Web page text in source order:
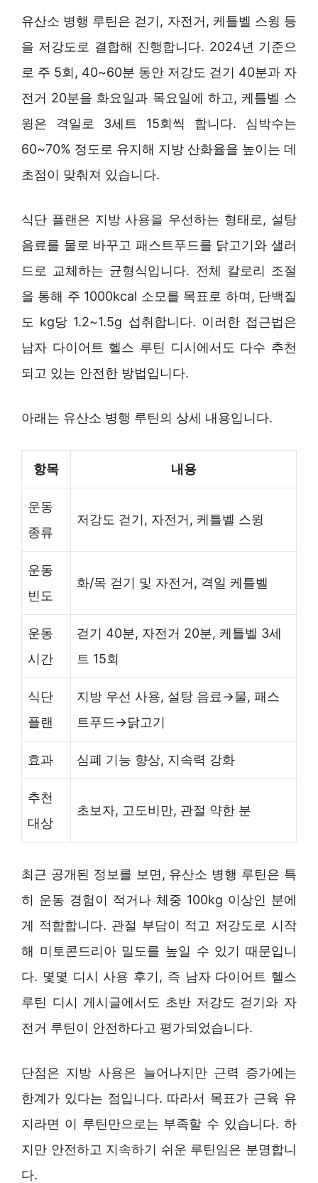
유산소 병행 루틴은 걷기, 자전거, 케틀벨 스윙 등
을 저강도로 결합해 진행합니다. 2024년 기준으
로 주 5회, 40~60분 동안 저강도 걷기 40분과 자
전거 20분을 화요일과 목요일에 하고, 케틀벨 스
윙은 격일로 3세트 15회씩 합니다. 심박수는
60~70% 정도로 유지해 지방 산화율을 높이는 데
초점이 맞춰져 있습니다.
식단 플랜은 지방 사용을 우선하는 형태로, 설탕
음료를 물로 바꾸고 패스트푸드를 닭고기와 샐러
드로 교체하는 균형식입니다. 전체 칼로리 조절
을 통해 주 1000kcal 소모를 목표로 하며, 단백질
도 kg당 1.2~1.5g 섭취합니다. 이러한 접근법은
남자 다이어트 헬스 루틴 디시에서도 다수 추천
되고 있는 안전한 방법입니다.
아래는 유산소 병행 루틴의 상세 내용입니다.
항목 내용
운동
종류
저강도 걷기, 자전거, 케틀벨 스윙
운동
빈도
화/목 걷기 및 자전거, 격일 케틀벨
운동
시간
걷기 40분, 자전거 20분, 케틀벨 3세
트 15회
식단
플랜
지방 우선 사용, 설탕 음료→물, 패스
트푸드→닭고기
효과 심폐 기능 향상, 지속력 강화
추천
대상
초보자, 고도비만, 관절 약한 분
최근 공개된 정보를 보면, 유산소 병행 루틴은 특
히 운동 경험이 적거나 체중 100kg 이상인 분에
게 적합합니다. 관절 부담이 적고 저강도로 시작
해 미토콘드리아 밀도를 높일 수 있기 때문입니
다. 몇몇 디시 사용 후기, 즉 남자 다이어트 헬스
루틴 디시 게시글에서도 초반 저강도 걷기와 자
전거 루틴이 안전하다고 평가되었습니다.
단점은 지방 사용은 늘어나지만 근력 증가에는
한계가 있다는 점입니다. 따라서 목표가 근육 유
지라면 이 루틴만으로는 부족할 수 있습니다. 하
지만 안전하고 지속하기 쉬운 루틴임은 분명합니
다.